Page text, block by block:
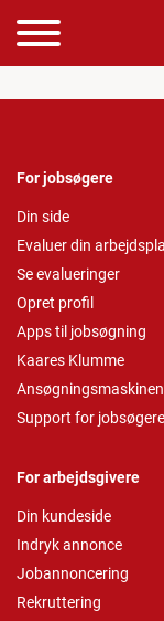
For jobsøgere
Din side
Evaluer din
Se evalueringer
Opret profil
Apps til jobsøgning
Kaares Klumme
Ansøgningsmaskinen
Support for jobsøgere
For arbejdsgivere
Din kundeside
Indryk annonce
Jobannoncering
Rekruttering